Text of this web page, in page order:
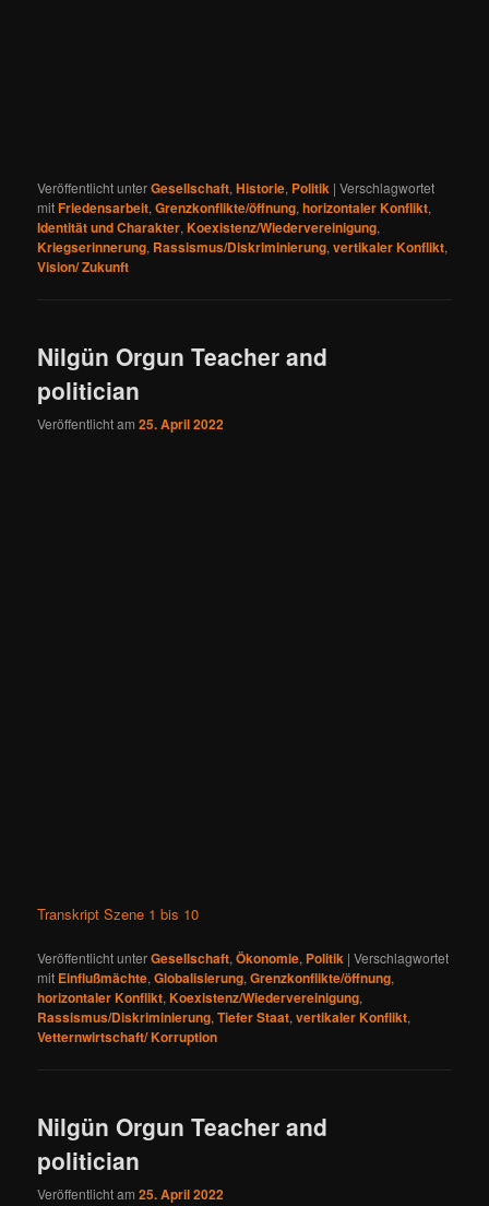
Veröffentlicht unterGesellschaft,Historie, Politik |Verschlagwortet
mitFriedensarbeit,Grenzkonflikte/öffnung,horizontaler Konflikt,
Identität und Charakter,Koexistenz/Wiedervereinigung,
Kriegserinnerung, Rassismus/Diskriminierung,vertikaler Konflikt,
Vision/ Zukunft
Nilgün Orgun Teacher and
politician
Veröffentlicht am25. April 2022
Transkript Szene 1 bis 10
Veröffentlicht unterGesellschaft,Ökonomie, Politik |Verschlagwortet
mit Einflußmächte,Globalisierung,Grenzkonflikte/öffnung,
horizontaler Konflikt,Koexistenz/Wiedervereinigung,
Rassismus/Diskriminierung,Tiefer Staat,vertikaler Konflikt,
Vetternwirtschaft/ Korruption
Nilgün Orgun Teacher and
politician
Veröffentlicht am25. April 2022